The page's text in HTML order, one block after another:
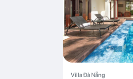
Villa Đà Nẵng